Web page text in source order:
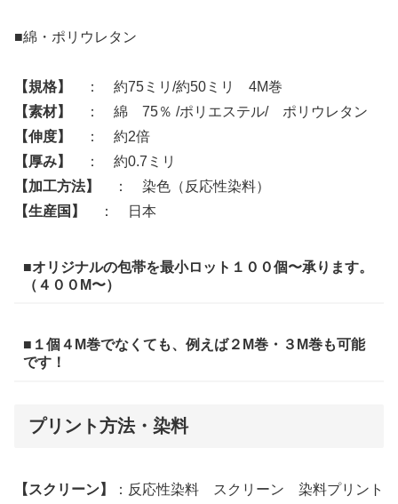
■綿・ポリウレタン
【規格】
： 約75ミリ/約50ミリ 4M巻
【素材】
： 綿 75％ /ポリエステル/ ポリウレタン
【伸度】
： 約2倍
【厚み】
： 約0.7ミリ
【加工方法】
： 染色（反応性染料）
【生産国】
： 日本
■オリジナルの包帯を最小ロット１００個〜承ります。
（４００M〜）
■１個４M巻でなくても、例えば２M巻・３M巻も可能
です！
プリント方法・染料
【スクリーン】
：反応性染料 スクリーン 染料プリント